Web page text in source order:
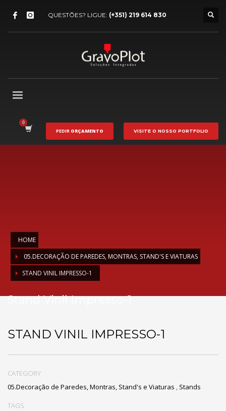
QUESTÕES? LIGUE: (+351) 219 614 830
PEDIR ORÇAMENTO VISITE O NOSSO PORTFOLIO
HOME
05.DECORAÇÃO DE PAREDES, MONTRAS, STAND'S E VIATURAS
STAND VINIL IMPRESSO-1
Stand Vinil Impresso-1
STAND VINIL IMPRESSO-1
CATEGORY
05.Decoração de Paredes, Montras, Stand's e Viaturas , Stands
TAGS